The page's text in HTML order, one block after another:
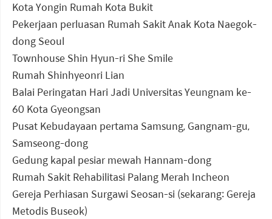
Kota Yongin Rumah Kota Bukit
Pekerjaan perluasan Rumah Sakit Anak Kota Naegok-
dong Seoul
Townhouse Shin Hyun-ri She Smile
Rumah Shinhyeonri Lian
Balai Peringatan Hari Jadi Universitas Yeungnam ke-
60 Kota Gyeongsan
Pusat Kebudayaan pertama Samsung, Gangnam-gu,
Samseong-dong
Gedung kapal pesiar mewah Hannam-dong
Rumah Sakit Rehabilitasi Palang Merah Incheon
Gereja Perhiasan Surgawi Seosan-si (sekarang: Gereja
Metodis Buseok)